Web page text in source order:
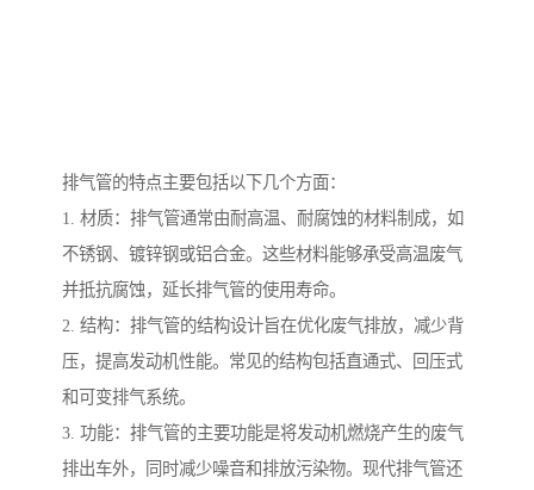
排气管的特点主要包括以下几个方面：
1. 材质：排气管通常由耐高温、耐腐蚀的材料制成，如
不锈钢、镀锌钢或铝合金。这些材料能够承受高温废气
并抵抗腐蚀，延长排气管的使用寿命。
2. 结构：排气管的结构设计旨在优化废气排放，减少背
压，提高发动机性能。常见的结构包括直通式、回压式
和可变排气系统。
3. 功能：排气管的主要功能是将发动机燃烧产生的废气
排出车外，同时减少噪音和排放污染物。现代排气管还